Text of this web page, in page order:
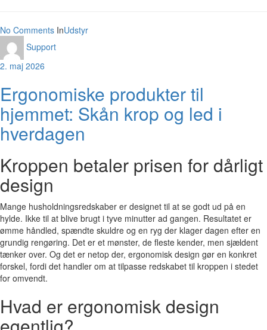
No Comments InUdstyr
Support
2. maj 2026
Ergonomiske produkter til
hjemmet: Skån krop og led i
hverdagen
Kroppen betaler prisen for dårligt
design
Mange husholdningsredskaber er designet til at se godt ud på en
hylde. Ikke til at blive brugt i tyve minutter ad gangen. Resultatet er
ømme håndled, spændte skuldre og en ryg der klager dagen efter en
grundig rengøring. Det er et mønster, de fleste kender, men sjældent
tænker over. Og det er netop der, ergonomisk design gør en konkret
forskel, fordi det handler om at tilpasse redskabet til kroppen i stedet
for omvendt.
Hvad er ergonomisk design